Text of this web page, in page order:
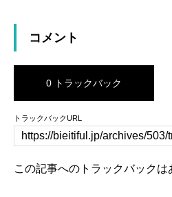
コメント
0 トラックバック
トラックバックURL
この記事へのトラックバックは